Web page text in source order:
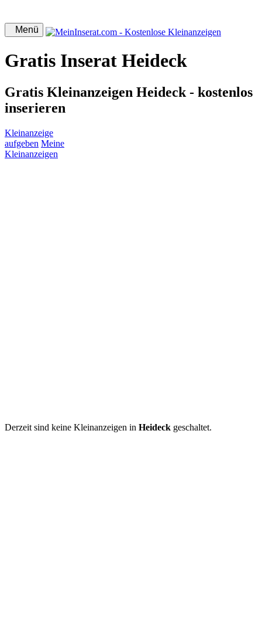
Menü
Gratis Inserat Heideck
Gratis Kleinanzeigen Heideck - kostenlos
inserieren
Kleinanzeige
aufgeben Meine
Kleinanzeigen
Derzeit sind keine Kleinanzeigen in Heideck geschaltet.